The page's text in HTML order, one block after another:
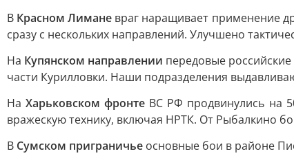
В Красном Лимане враг наращивает применение
сразу с нескольких направлений. Улучшено
На Купянском направлении передовые
части Курилловки. Наши подразделения
На Харьковском фронте ВС РФ продвинулись на
вражескую технику, включая НРТК. От Рыбалкино
В Сумском приграничье основные бои в районе